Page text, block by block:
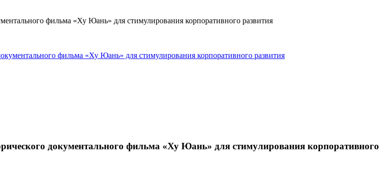
фильма «Ху Юань» для стимулирования корпоративного развития
документального фильма «Ху Юань» для стимулирования корпоративного